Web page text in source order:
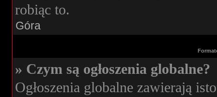
robiąc to.
Góra
» Czym są ogłoszenia globalne?
Ogłoszenia globalne zawierają